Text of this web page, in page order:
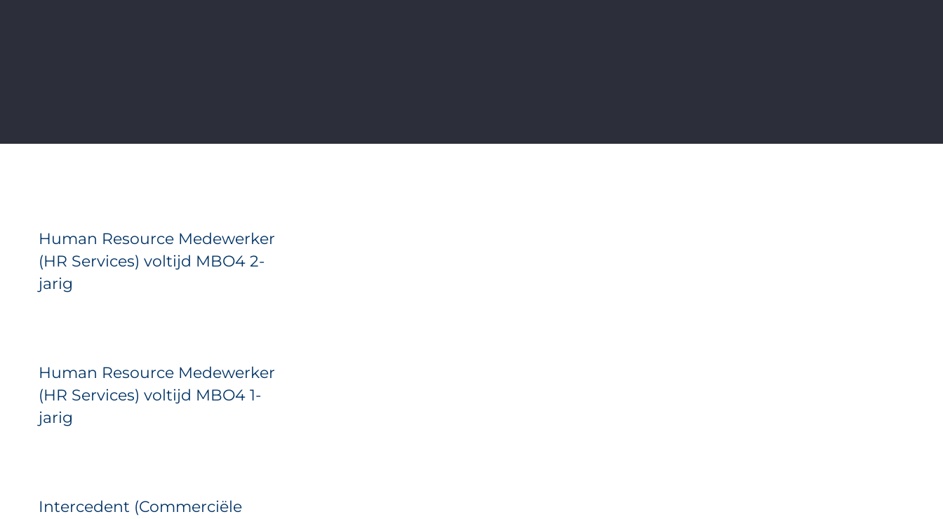
Human Resource Medewerker
(HR Services) voltijd MBO4 2-
jarig
Human Resource Medewerker
(HR Services) voltijd MBO4 1-
jarig
Intercedent (Commerciële